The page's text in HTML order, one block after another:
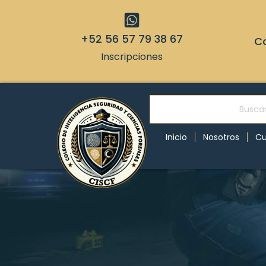
+52 56 57 79 38 67
Inscripciones
Inicio Nosotros